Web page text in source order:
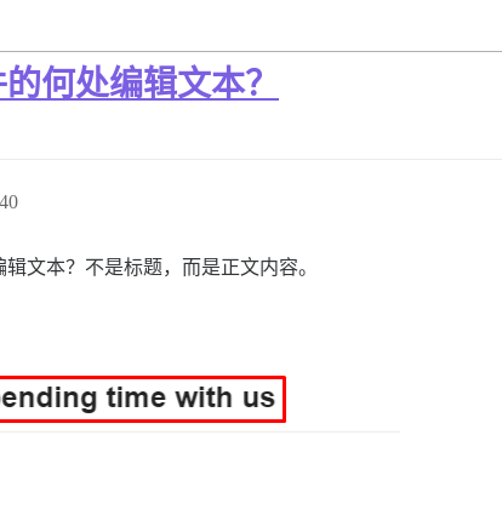
何处编辑文本？
文本？不是标题，而是正文内容。